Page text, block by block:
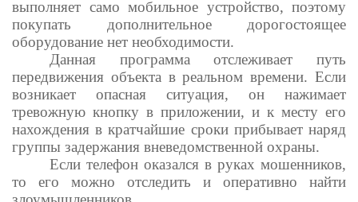
выполняет само мобильное устройство, поэтому
покупать дополнительное дорогостоящее
оборудование нет необходимости.
Данная программа отслеживает путь
передвижения объекта в реальном времени. Если
возникает опасная ситуация, он нажимает
тревожную кнопку в приложении, и к месту его
нахождения в кратчайшие сроки прибывает наряд
группы задержания вневедомственной охраны.
Если телефон оказался в руках мошенников,
то его можно отследить и оперативно найти